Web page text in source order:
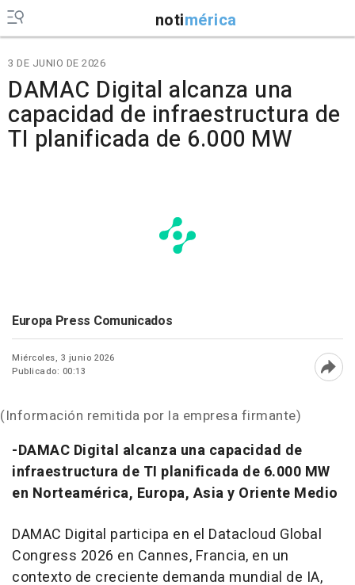
notimérica
3 DE JUNIO DE 2026
DAMAC Digital alcanza una
capacidad de infraestructura de
TI planificada de 6.000 MW
Europa Press Comunicados
Miércoles, 3 junio 2026
Publicado: 00:13
(Información remitida por la empresa firmante)
-DAMAC Digital alcanza una capacidad de
infraestructura de TI planificada de 6.000 MW
en Norteamérica, Europa, Asia y Oriente Medio
DAMAC Digital participa en el Datacloud Global
Congress 2026 en Cannes, Francia, en un
contexto de creciente demanda mundial de IA,